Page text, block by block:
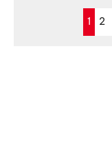
1 2